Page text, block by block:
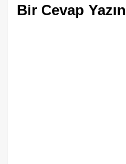
Bir Cevap Yazın